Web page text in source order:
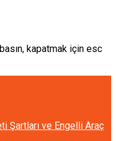
kapatmak için esc
Şartları ve Engelli Araç